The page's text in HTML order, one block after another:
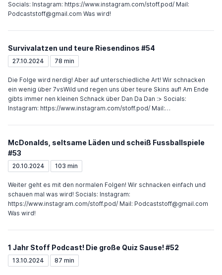
Socials: Instagram: https://www.instagram.com/stoff.pod/ Mail:
Podcaststoff@gmail.com Was wird!
Survivalatzen und teure Riesendinos #54
27.10.2024 78 min
Die Folge wird nerdig! Aber auf unterschiedliche Art! Wir schnacken
ein wenig über 7vsWild und regen uns über teure Skins auf! Am Ende
gibts immer nen kleinen Schnack über Dan Da Dan :> Socials:
Instagram: https://www.instagram.com/stoff.pod/ Mail:
McDonalds, seltsame Läden und scheiß Fussballspiele
#53
20.10.2024 103 min
Weiter geht es mit den normalen Folgen! Wir schnacken einfach und
schauen mal was wird! Socials: Instagram:
https://www.instagram.com/stoff.pod/ Mail: Podcaststoff@gmail.com
Was wird!
1 Jahr Stoff Podcast! Die große Quiz Sause! #52
13.10.2024 87 min